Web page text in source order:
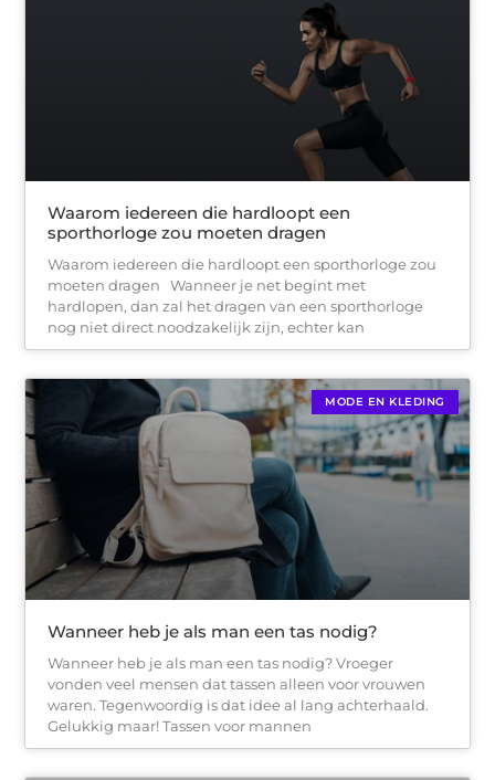
Waarom iedereen die hardloopt een
sporthorloge zou moeten dragen
Waarom iedereen die hardloopt een sporthorloge zou
moeten dragen Wanneer je net begint met
hardlopen, dan zal het dragen van een sporthorloge
nog niet direct noodzakelijk zijn, echter kan
MODE EN KLEDING
Wanneer heb je als man een tas nodig?
Wanneer heb je als man een tas nodig? Vroeger
vonden veel mensen dat tassen alleen voor vrouwen
waren. Tegenwoordig is dat idee al lang achterhaald.
Gelukkig maar! Tassen voor mannen